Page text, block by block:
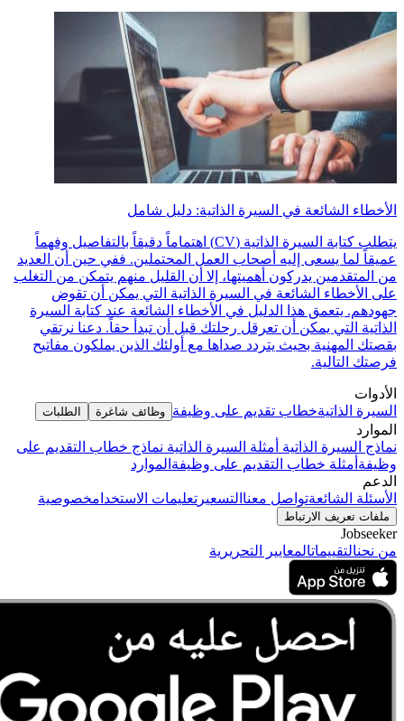
الأخطاء الشائعة في السيرة الذاتية: دليل شامل
يتطلب كتابة السيرة الذاتية (CV) اهتماماً دقيقاً بالتفاصيل وفهماً
عميقاً لما يسعى إليه أصحاب العمل المحتملين. ففي حين أن العديد
من المتقدمين يدركون أهميتها، إلا أن القليل منهم يتمكن من التغلب
على الأخطاء الشائعة في السيرة الذاتية التي يمكن أن تقوض
جهودهم. يتعمق هذا الدليل في الأخطاء الشائعة عند كتابة السيرة
الذاتية التي يمكن أن تعرقل رحلتك قبل أن تبدأ حقاً. دعنا نرتقي
بقصتك المهنية بحيث يتردد صداها مع أولئك الذين يملكون مفاتيح
فرصتك التالية.
الأدوات
السيرة الذاتيةخطاب تقديم على وظيفة وظائف شاغرة الطلبات
الموارد
نماذج السيرة الذاتية أمثلة السيرة الذاتية نماذج خطاب التقديم على
وظيفة أمثلة خطاب التقديم على وظيفة الموارد
الدعم
الأسئلة الشائعةتواصل معنا التسعير تعليمات الاستخدامخصوصية
ملفات تعريف الارتباط
Jobseeker
من نحنالتقييماتالمعايير التحريرية